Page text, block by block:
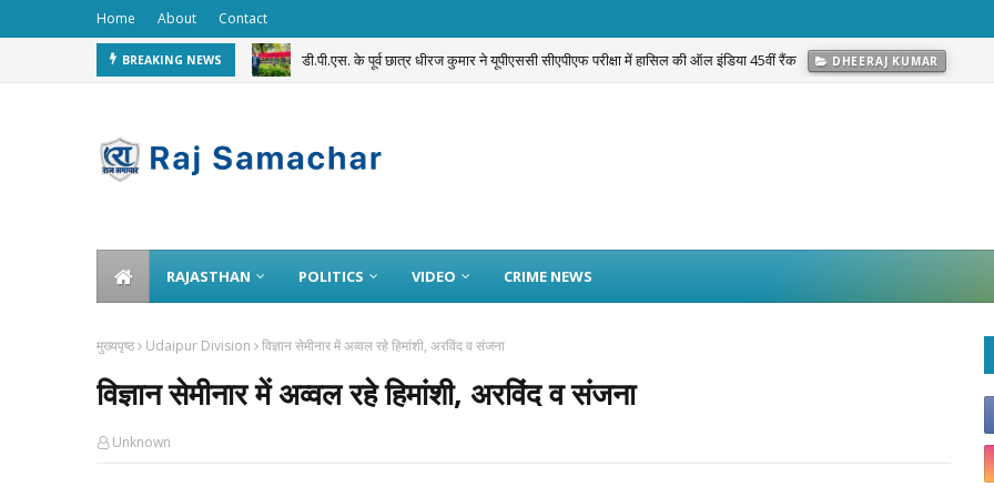
Home About Contact
BREAKING NEWS
डी.पी.एस. के पूर्व छात्र धीरज कुमार ने यूपीएससी सीएपीएफ परीक्षा में हासिल की ऑल इंडिया 45वीं रैंक DHEERAJ KUMAR
सवाई माधोपुर पुलिस का अनूठा ‘Drug Warrior Campaign’: नफरत नहीं, Love और अपनत्व से नशे के खिलाफ सामाजिक मुहिम
RAJASTHAN POLITICS VIDEO CRIME NEWS
मुख्यपृष्ठ Udaipur Division विज्ञान सेमीनार में अव्वल रहे हिमांशी, अरविंद व संजना
विज्ञान सेमीनार में अव्वल रहे हिमांशी, अरविंद व संजना
Unknown